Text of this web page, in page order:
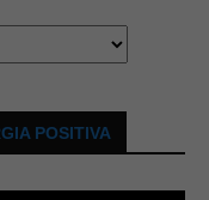
POSITIVA